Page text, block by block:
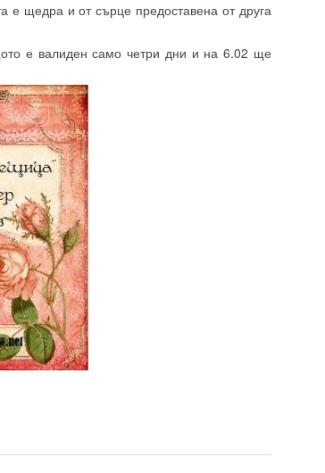
е щедра и от сърце предоставена от друга
е валиден само четри дни и на 6.02 ще